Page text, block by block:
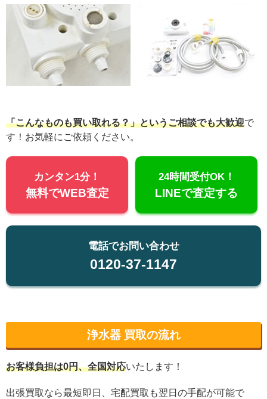
「こんなものも買い取れる？」というご相談でも大歓迎で
す！お気軽にご依頼ください。
カンタン1分！
無料でWEB査定
24時間受付OK！
LINEで査定する
電話でお問い合わせ
0120-37-1147
浄水器 買取の流れ
お客様負担は0円、全国対応いたします！
出張買取なら最短即日、宅配買取も翌日の手配が可能で